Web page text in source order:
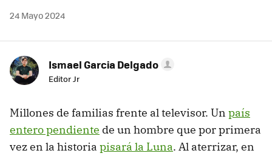
24 Mayo 2024
Ismael Garcia Delgado
Editor Jr
Millones de familias frente al televisor. Un país
entero pendiente de un hombre que por primera
vez en la historia pisará la Luna. Al aterrizar, en